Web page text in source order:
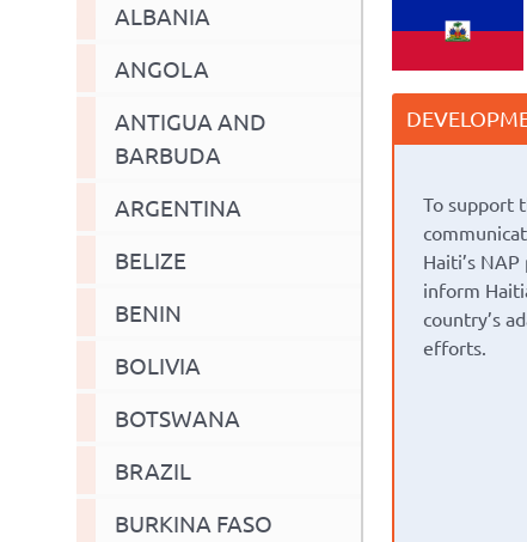
ALBANIA
ANGOLA
ANTIGUA AND
BARBUDA
ARGENTINA
BELIZE
BENIN
BOLIVIA
BOTSWANA
BRAZIL
BURKINA FASO
To support
Haiti’s
inform
country’s
efforts.